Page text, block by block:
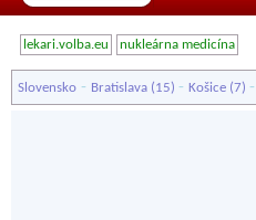
lekari.volba.eu nukleárna medicína
Slovensko - Bratislava (15) - Košice (7) -